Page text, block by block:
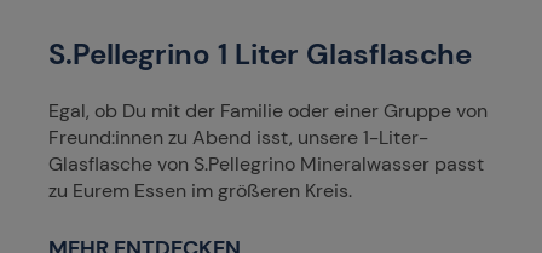
S.Pellegrino 1 Liter Glasflasche
Egal, ob Du mit der Familie oder einer Gruppe von
Freund:innen zu Abend isst, unsere 1-Liter-
Glasflasche von S.Pellegrino Mineralwasser passt
zu Eurem Essen im größeren Kreis.